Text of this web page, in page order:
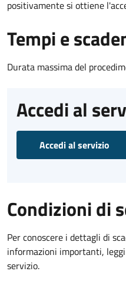
positivamente si ottiene
Tempi e
Durata massima del
Accedi al
Accedi al servizio
Condizioni di
Per conoscere i dettagli di
informazioni importanti,
servizio.